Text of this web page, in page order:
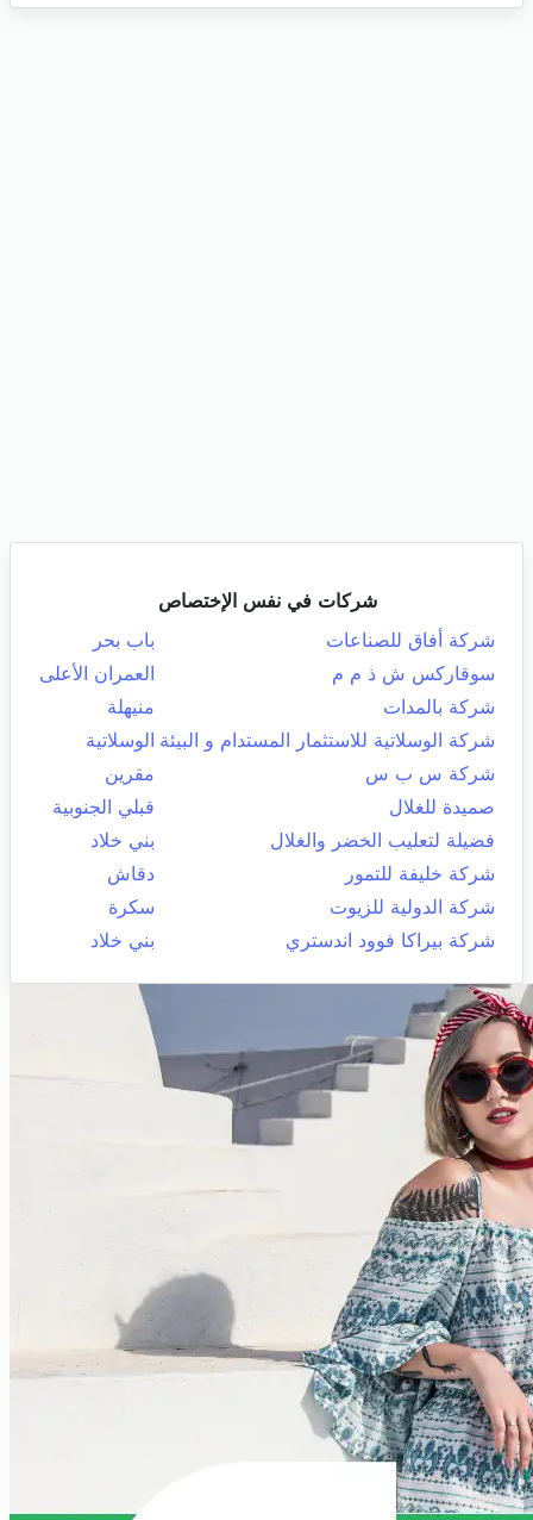
شركات في نفس الإختصاص
شركة أفاق للصناعات
باب بحر
سوقاركس ش ذ م م
العمران الأعلى
شركة بالمدات
منيهلة
شركة الوسلاتية للاستثمار المستدام و البيئة الوسلاتية
شركة س ب س
مقرين
صميدة للغلال
قبلي الجنوبية
فضيلة لتعليب الخضر والغلال
بني خلاد
شركة خليفة للتمور
دقاش
شركة الدولية للزيوت
سكرة
شركة بيراكا فوود اندستري
بني خلاد